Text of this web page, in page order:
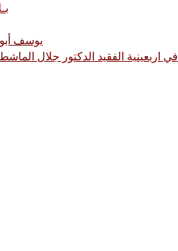
يوسف أبو
في اربعينية الفقيد الدكتور جلال